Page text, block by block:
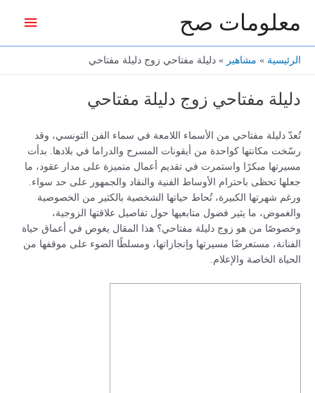
معلومات صح
الرئيسية مشاهير دليلة مفتاحي زوج دليلة مفتاحي
دليلة مفتاحي زوج دليلة مفتاحي
تُعدّ دليلة مفتاحي من الأسماء اللامعة في سماء الفن التونسي، وقد
رسّخت مكانتها كواحدة من أيقونات المسرح والدراما في بلادها. بدأت
مسيرتها مبكرًا واستمرت في تقديم أعمال متميزة على مدار عقود، ما
جعلها تحظى باحترام الأوساط الفنية والنقاد والجمهور على حد سواء.
ورغم شهرتها الكبيرة، تُحاط حياتها الشخصية بالكثير من الخصوصية
والغموض، ما يثير فضول متابعيها حول تفاصيل علاقتها الزوجية،
وخصوصًا من هو زوج دليلة مفتاحي؟ هذا المقال يغوص في أعماق حياة
الفنانة، مستعرضًا مسيرتها وإنجازاتها، ومسلطًا الضوء على موقفها من
الحياة الخاصة والإعلام.